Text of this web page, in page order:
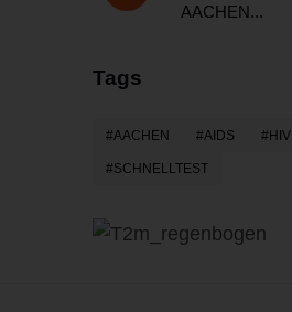
AACHEN...
Tags
AACHEN AIDS HIV
SCHNELLTEST